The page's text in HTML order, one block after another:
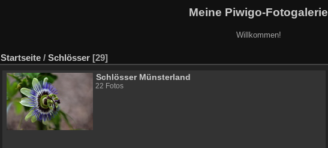
Meine Piwigo-Fotogalerie
Willkommen!
Startseite / Schlösser [29]
Schlösser Münsterland
22 Fotos